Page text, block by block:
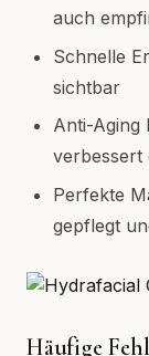
auch
Schnelle
sichtbar
Anti-Aging
verbessert
Perfekte
gepflegt
Häufige